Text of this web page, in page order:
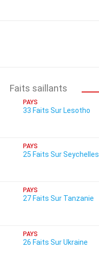
Faits saillants
PAYS
33 Faits Sur Lesotho
PAYS
25 Faits Sur Seychelles
PAYS
27 Faits Sur Tanzanie
PAYS
26 Faits Sur Ukraine